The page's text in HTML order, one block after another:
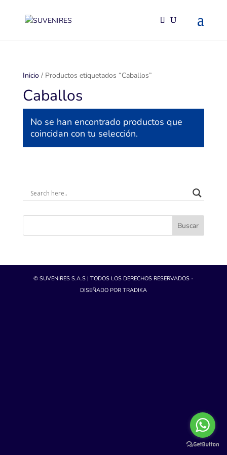
Inicio/ Productos etiquetados “Caballos”
Caballos
No se han encontrado productos que
coincidan con tu selección.
Buscar
© SUVENIRES S.A.S | TODOS LOS DERECHOS RESERVADOS -
DISEÑADO POR TRADIKA